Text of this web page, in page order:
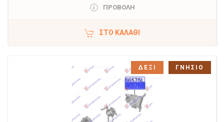
ΠΡΟΒΟΛΗ
ΣΤΟ ΚΑΛΆΘΙ
ΔΕΞΙ ΓΝΗΣΙΟ